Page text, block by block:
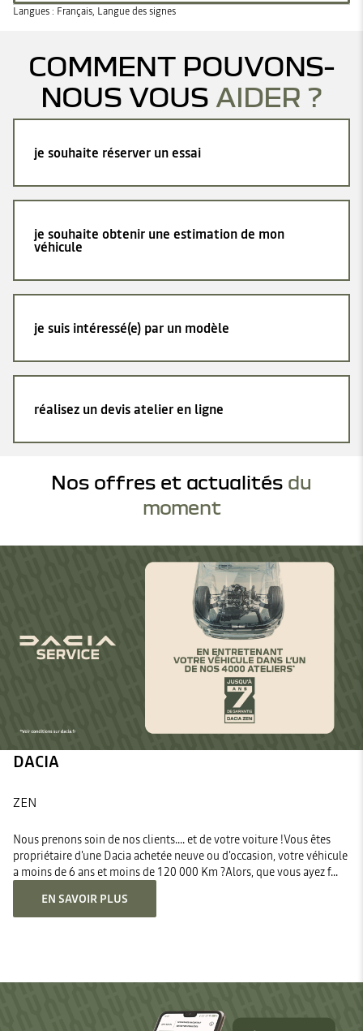
Langues : Français, Langue des signes
COMMENT POUVONS-
NOUS VOUS AIDER ?
je souhaite réserver un essai
je souhaite obtenir une estimation de mon
véhicule
je suis intéressé(e) par un modèle
réalisez un devis atelier en ligne
Nos offres et actualités du
moment
DACIA
ZEN
Nous prenons soin de nos clients.... et de votre voiture !Vous êtes
propriétaire d'une Dacia achetée neuve ou d'occasion, votre véhicule
a moins de 6 ans et moins de 120 000 Km ?Alors, que vous ayez f...
EN SAVOIR PLUS